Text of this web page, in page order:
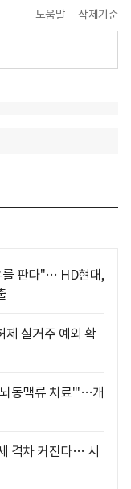
도움말 삭제기준
를 판다"… HD현대,
실거주 예외 확
동맥류 치료'"…개
격차 커진다… 시